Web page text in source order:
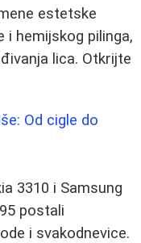
estetske
hemijskog pilinga,
lica. Otkrijte
Od cigle do
3310 i Samsung
postali
i svakodnevice.